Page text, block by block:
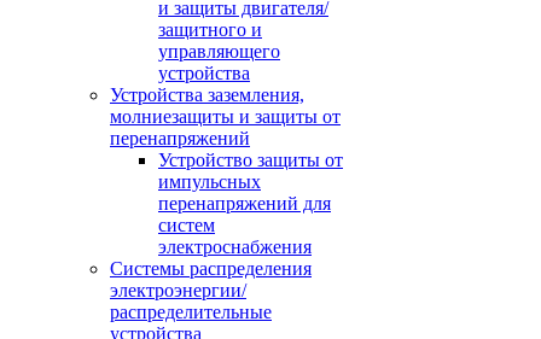
и защиты двигателя/
защитного и
управляющего
устройства
Устройства заземления,
молниезащиты и защиты от
перенапряжений
Устройство защиты от
импульсных
перенапряжений для
систем
электроснабжения
Системы распределения
электроэнергии/
распределительные
устройства